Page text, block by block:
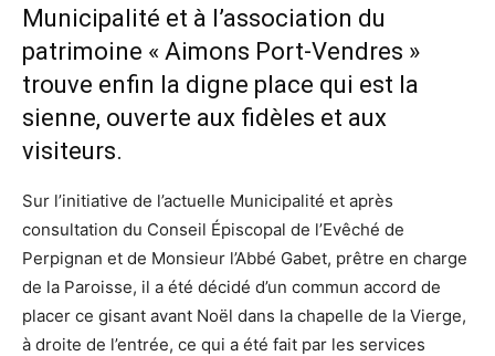
Municipalité et à l’association du
patrimoine « Aimons Port-Vendres »
trouve enfin la digne place qui est la
sienne, ouverte aux fidèles et aux
visiteurs.
Sur l’initiative de l’actuelle Municipalité et après
consultation du Conseil Épiscopal de l’Evêché de
Perpignan et de Monsieur l’Abbé Gabet, prêtre en charge
de la Paroisse, il a été décidé d’un commun accord de
placer ce gisant avant Noël dans la chapelle de la Vierge,
à droite de l’entrée, ce qui a été fait par les services